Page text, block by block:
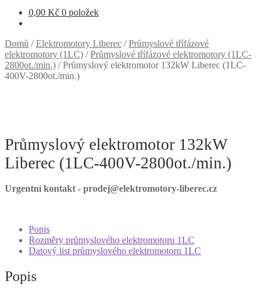
0,00 Kč 0 položek
Domů /Elektromotory Liberec /Průmyslové třífázové
elektromotory (1LC) /Průmyslové třífázové elektromotory (1LC-
2800ot./min.) /Průmyslový elektromotor 132kW Liberec (1LC-
400V-2800ot./min.)
Průmyslový elektromotor 132kW
Liberec (1LC-400V-2800ot./min.)
Urgentní kontakt - prodej@elektromotory-liberec.cz
Popis
Rozměry průmyslového elektromotoru 1LC
Datový list průmyslového elektromotoru 1LC
Popis